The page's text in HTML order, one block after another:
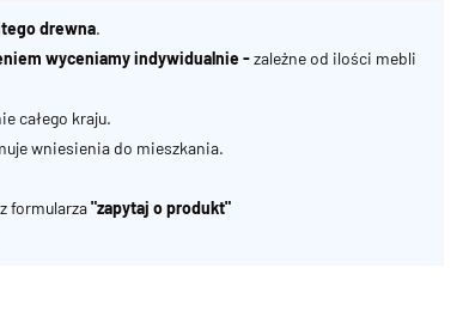
drewna.
wyceniamy indywidualnie -zależne od ilości mebli
całego kraju.
wniesienia do mieszkania.
formularza"zapytaj o produkt"